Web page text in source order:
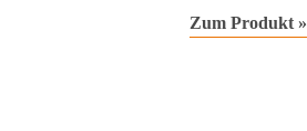
Zum Produkt »